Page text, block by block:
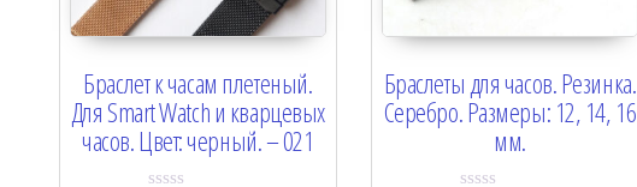
Браслет к часам плетеный.
Для Smart Watch и кварцевых
часов. Цвет: черный. – 021
Браслеты для часов. Резинка.
Серебро. Размеры: 12, 14, 16
мм.